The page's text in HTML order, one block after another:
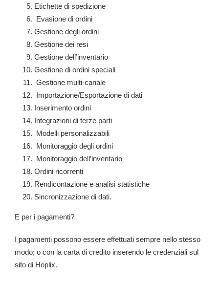
Etichette di spedizione
Evasione di ordini
Gestione degli ordini
Gestione dei resi
Gestione dell’inventario
Gestione di ordini speciali
Gestione multi-canale
Importazione/Esportazione di dati
Inserimento ordini
Integrazioni di terze parti
Modelli personalizzabili
Monitoraggio degli ordini
Monitoraggio dell’inventario
Ordini ricorrenti
Rendicontazione e analisi statistiche
Sincronizzazione di dati.
E per i pagamenti?
I pagamenti possono essere effettuati sempre nello stesso
modo; o con la carta di credito inserendo le credenziali sul
sito di Hoplix.